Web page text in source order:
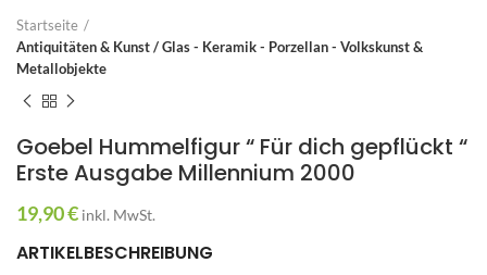
Startseite
Antiquitäten & Kunst / Glas - Keramik - Porzellan - Volkskunst &
Metallobjekte
Goebel Hummelfigur “ Für dich gepflückt “
Erste Ausgabe Millennium 2000
19,90€ inkl. MwSt.
ARTIKELBESCHREIBUNG